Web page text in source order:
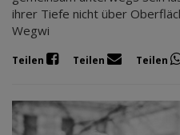
ihrer Tiefe nicht über
Wegwi
Teilen Teilen Teilen